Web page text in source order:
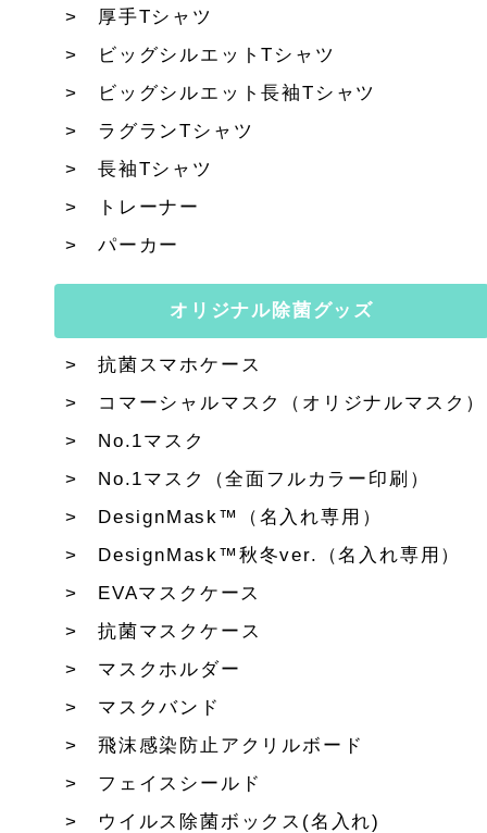
厚手Tシャツ
ビッグシルエットTシャツ
ビッグシルエット長袖Tシャツ
ラグランTシャツ
長袖Tシャツ
トレーナー
パーカー
オリジナル除菌グッズ
抗菌スマホケース
コマーシャルマスク（オリジナルマスク）
No.1マスク
No.1マスク（全面フルカラー印刷）
DesignMask™（名入れ専用）
DesignMask™秋冬ver.（名入れ専用）
EVAマスクケース
抗菌マスクケース
マスクホルダー
マスクバンド
飛沫感染防止アクリルボード
フェイスシールド
ウイルス除菌ボックス(名入れ)